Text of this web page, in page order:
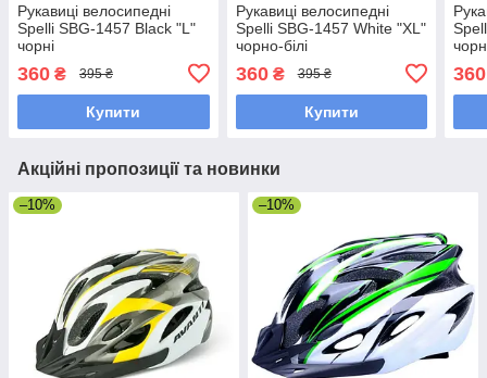
Рукавиці велосипедні
Spelli SBG-1457 Black "L"
чорні
360 ₴ 395 ₴
Купити
Рукавиці велосипедні
Spelli SBG-1457 White "XL"
чорно-білі
360₴ 395 ₴
Купити
360
Акційні пропозиції та новинки
–10% –10%